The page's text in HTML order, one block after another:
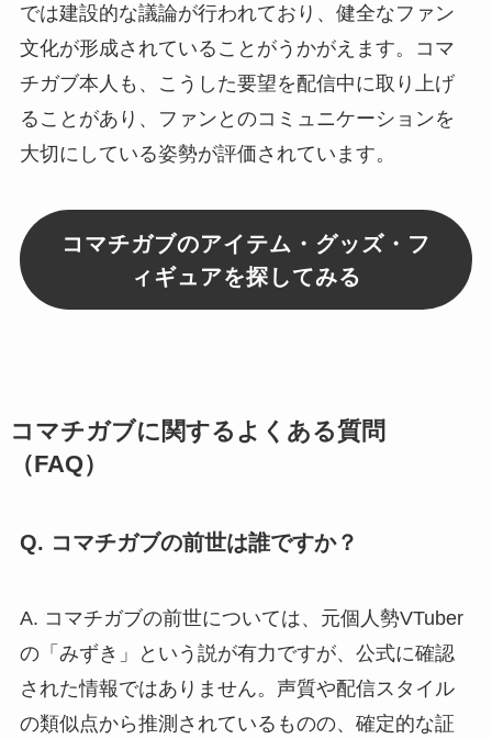
では建設的な議論が行われており、健全なファン
文化が形成されていることがうかがえます。コマ
チガブ本人も、こうした要望を配信中に取り上げ
ることがあり、ファンとのコミュニケーションを
大切にしている姿勢が評価されています。
コマチガブのアイテム・グッズ・フ
ィギュアを探してみる
コマチガブに関するよくある質問
（FAQ）
Q. コマチガブの前世は誰ですか？
A. コマチガブの前世については、元個人勢VTuber
の「みずき」という説が有力ですが、公式に確認
された情報ではありません。声質や配信スタイル
の類似点から推測されているものの、確定的な証